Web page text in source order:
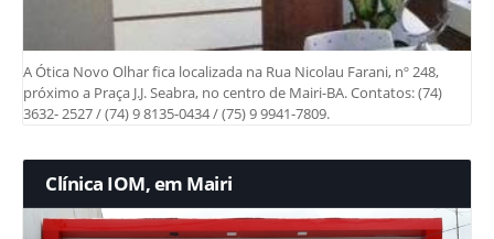
A Ótica Novo Olhar fica localizada na Rua Nicolau Farani, nº 248,
próximo a Praça J.J. Seabra, no centro de Mairi-BA. Contatos: (74)
3632- 2527 / (74) 9 8135-0434 / (75) 9 9941-7809.
Clínica IOM, em Mairi